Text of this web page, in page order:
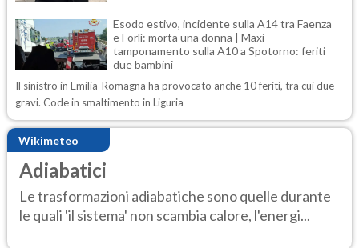
Esodo estivo, incidente sulla A14 tra Faenza
e Forlì: morta una donna | Maxi
tamponamento sulla A10 a Spotorno: feriti
due bambini
Il sinistro in Emilia-Romagna ha provocato anche 10 feriti, tra cui due
gravi. Code in smaltimento in Liguria
Wikimeteo
Adiabatici
Le trasformazioni adiabatiche sono quelle durante
le quali 'il sistema' non scambia calore, l'energi...